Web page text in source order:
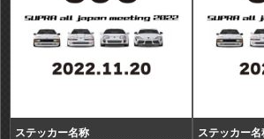
ステッカー名称
ステッカー名